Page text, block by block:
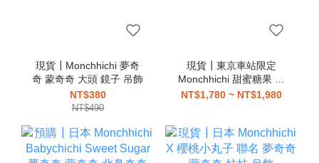
現貨┃Monchhichi 夢奇
奇 蒙奇奇 大頭 鏡子 吊飾
NT$380
NT$490
現貨┃東京車站限定
Monchhichi 甜蜜糖果 甜
點師 夢奇奇 蒙奇奇 娃娃
NT$1,780 ~ NT$1,980